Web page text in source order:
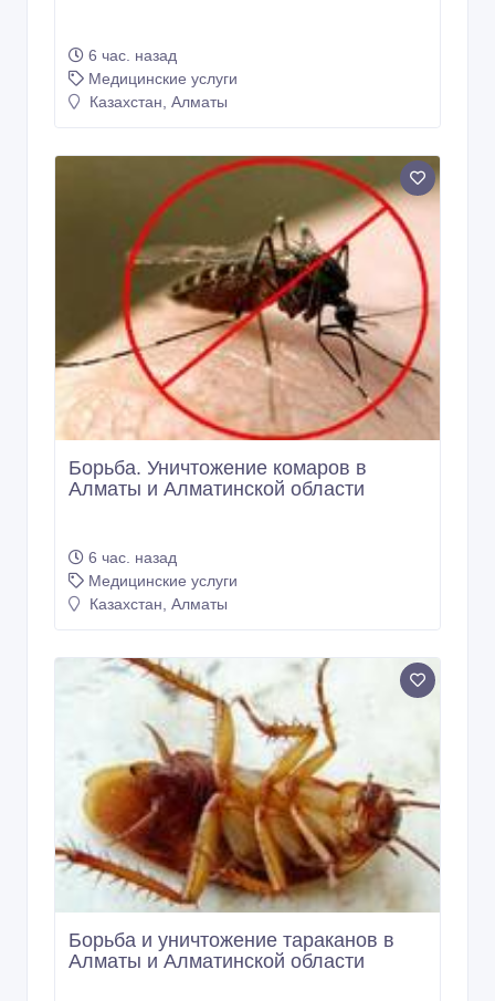
6 час. назад
Медицинские услуги
Казахстан, Алматы
Борьба. Уничтожение комаров в
Алматы и Алматинской области
6 час. назад
Медицинские услуги
Казахстан, Алматы
Борьба и уничтожение тараканов в
Алматы и Алматинской области